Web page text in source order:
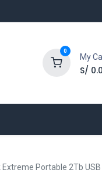
0
My
S/
Portable 2Tb